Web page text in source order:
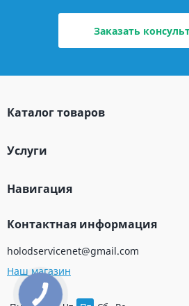
Заказать
Каталог товаров
Услуги
Навигация
Контактная информация
holodservicenet@gmail.com
Наш магазин